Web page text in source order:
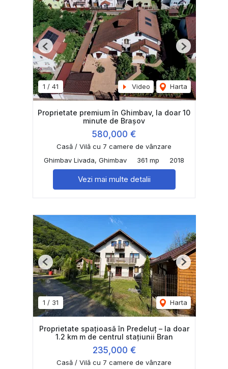
1 / 41 Video Harta
Previous Next
Proprietate premium în Ghimbav, la doar 10
minute de Brașov
580,000 €
Casă / Vilă cu 7 camere de vânzare
Ghimbav Livada, Ghimbav
361 mp 2018
Vezi mai multe detalii
1 / 31 Harta
Previous Next
Proprietate spațioasă în Predeluț – la doar
1.2 km m de centrul stațiunii Bran
235,000 €
Casă / Vilă cu 7 camere de vânzare